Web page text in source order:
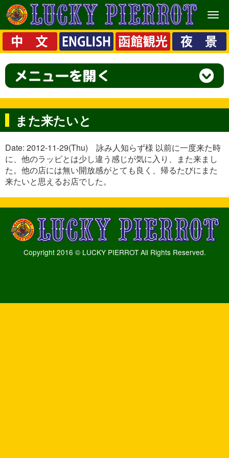
メ
ニ
ュ
ー
また来たいと
Date: 2012-11-29(Thu) 詠み人知らず様 以前に一度来た時
に、他のラッピとは少し違う感じが気に入り、また来まし
た。他の店には無い開放感がとても良く、帰るたびにまた
来たいと思えるお店でした。
Copyright 2016 © LUCKY PIERROT All Rights Reserved.